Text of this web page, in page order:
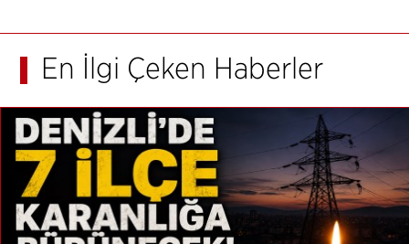
En İlgi Çeken Haberler